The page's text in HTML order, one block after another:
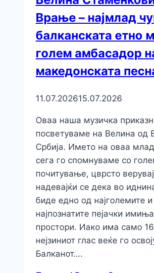
Врање – најмлад
балканската етно
голем амбасадор
македонската
11.07.202615.07.2026
Оваа наша музичка
посветуваме на Велина од
Србија. Името на оваа
сега го спомнуваме со
почитување, цврсто
надевајќи се дека во
биде едно од најголемите и
најпознатите пејачки
простори. Иако има само
нејзиниот глас веќе го
Балканот….